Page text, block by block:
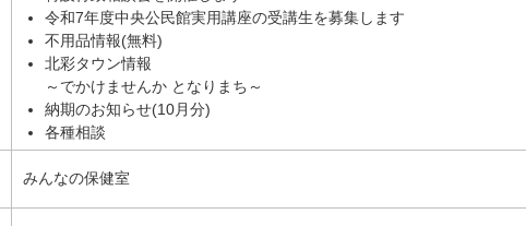
令和7年度中央公民館実用講座の受講生を募集します
不用品情報(無料)
北彩タウン情報
～でかけませんか となりまち～
納期のお知らせ(10月分)
各種相談
みんなの保健室